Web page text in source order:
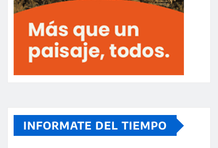
INFORMATE DEL TIEMPO